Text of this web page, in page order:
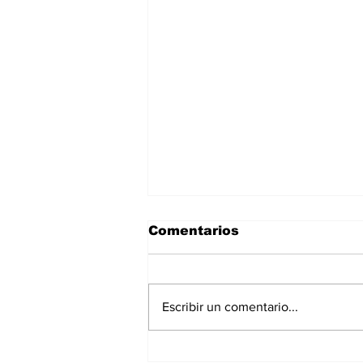
Comentarios
Escribir un comentario...